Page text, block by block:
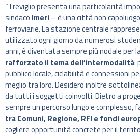
“Treviglio presenta una particolarità
sindaco Imeri – è una città non
ferroviarie. La stazione centrale
utilizzato ogni giorno da numerosi
anni, è diventata sempre più nodale per
rafforzato il tema dell’intermodalità:
pubblico locale, ciclabilità e connessioni
meglio tra loro. Desidero inoltre
da tutti i soggetti coinvolti. Dietro a
sempre un percorso lungo e complesso,
tra Comuni, Regione, RFI e fondi
cogliere opportunità concrete per il